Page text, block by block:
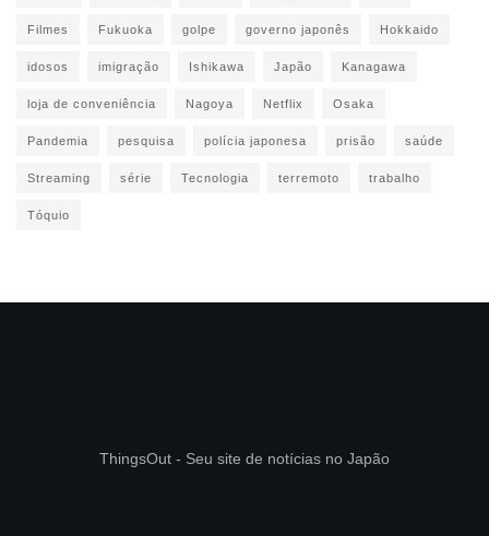
Filmes Fukuoka golpe governo japonês Hokkaido
idosos imigração Ishikawa Japão Kanagawa
loja de conveniência Nagoya Netflix Osaka
Pandemia pesquisa polícia japonesa prisão saúde
Streaming série Tecnologia terremoto trabalho
Tóquio
ThingsOut - Seu site de notícias no Japão